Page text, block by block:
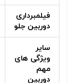
فیلمبرداری
دوربین جلو
سایر
ویژگی‌ های
مهم
دوربین